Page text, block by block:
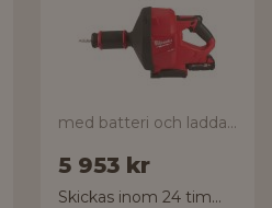
med batteri och laddare
5 953 kr
Skickas inom 24 timmar!